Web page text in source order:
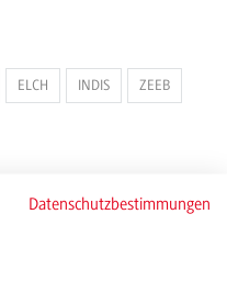
ELCH INDIS ZEEB
Datenschutzbestimmungen